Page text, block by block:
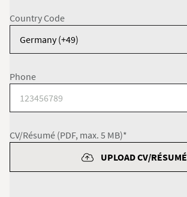
Country Code
Phone
CV/Résumé (PDF, max. 5 MB)*
UPLOAD CV/RÉSUMÉ